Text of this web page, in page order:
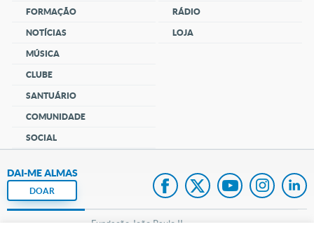
FORMAÇÃO
NOTÍCIAS
MÚSICA
CLUBE
SANTUÁRIO
COMUNIDADE
SOCIAL
RÁDIO
LOJA
DAI-ME ALMAS
DOAR
Fundação João Paulo II